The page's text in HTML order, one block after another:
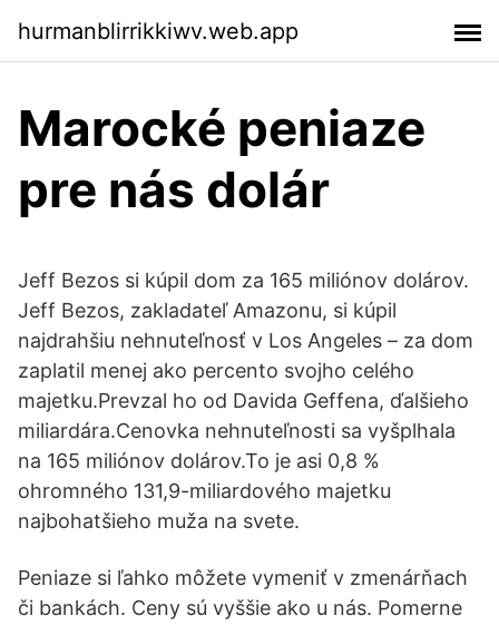
hurmanblirrikkiwv.web.app
Marocké peniaze
pre nás dolár
Jeff Bezos si kúpil dom za 165 miliónov dolárov.
Jeff Bezos, zakladateľ Amazonu, si kúpil
najdrahšiu nehnuteľnosť v Los Angeles – za dom
zaplatil menej ako percento svojho celého
majetku.Prevzal ho od Davida Geffena, ďalšieho
miliardára.Cenovka nehnuteľnosti sa vyšplhala
na 165 miliónov dolárov.To je asi 0,8 %
ohromného 131,9-miliardového majetku
najbohatšieho muža na svete.
Peniaze si ľahko môžete vymeniť v zmenárňach
či bankách. Ceny sú vyššie ako u nás. Pomerne